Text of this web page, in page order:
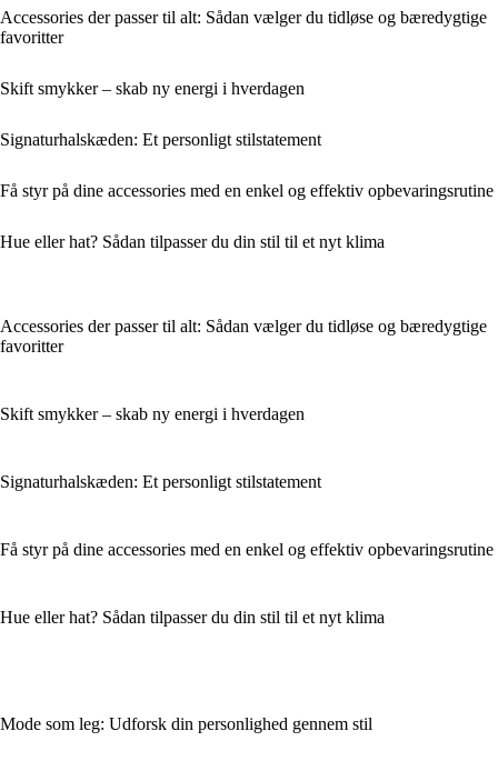
Accessories der passer til alt: Sådan vælger du tidløse og bæredygtige
favoritter
Skift smykker – skab ny energi i hverdagen
Signaturhalskæden: Et personligt stilstatement
Få styr på dine accessories med en enkel og effektiv opbevaringsrutine
Hue eller hat? Sådan tilpasser du din stil til et nyt klima
Accessories der passer til alt: Sådan vælger du tidløse og bæredygtige
favoritter
Skift smykker – skab ny energi i hverdagen
Signaturhalskæden: Et personligt stilstatement
Få styr på dine accessories med en enkel og effektiv opbevaringsrutine
Hue eller hat? Sådan tilpasser du din stil til et nyt klima
Mode som leg: Udforsk din personlighed gennem stil